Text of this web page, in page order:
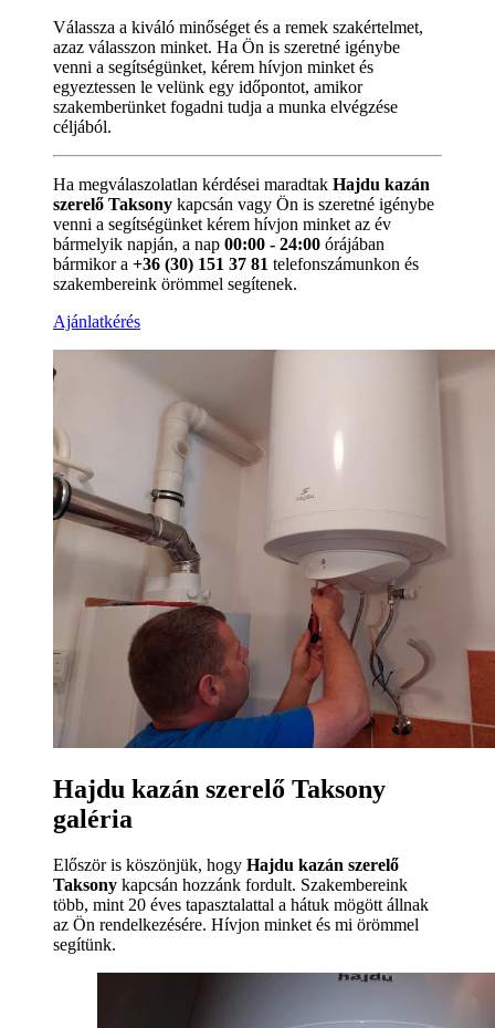
Válassza a kiváló minőséget és a remek szakértelmet,
azaz válasszon minket. Ha Ön is szeretné igénybe
venni a segítségünket, kérem hívjon minket és
egyeztessen le velünk egy időpontot, amikor
szakemberünket fogadni tudja a munka elvégzése
céljából.
Ha megválaszolatlan kérdései maradtak Hajdu kazán
szerelő Taksony kapcsán vagy Ön is szeretné igénybe
venni a segítségünket kérem hívjon minket az év
bármelyik napján, a nap 00:00 - 24:00 órájában
bármikor a +36 (30) 151 37 81 telefonszámunkon és
szakembereink örömmel segítenek.
Ajánlatkérés
Hajdu kazán szerelő Taksony
galéria
Először is köszönjük, hogy Hajdu kazán szerelő
Taksony kapcsán hozzánk fordult. Szakembereink
több, mint 20 éves tapasztalattal a hátuk mögött állnak
az Ön rendelkezésére. Hívjon minket és mi örömmel
segítünk.